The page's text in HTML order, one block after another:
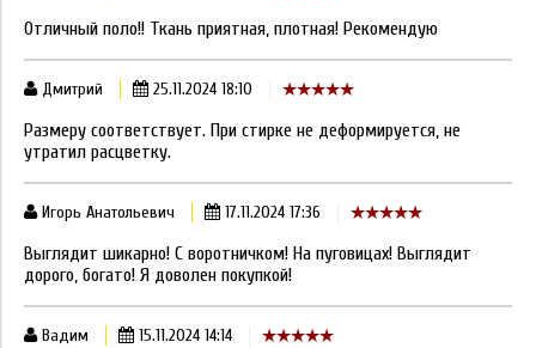
Отличный поло!! Ткань приятная, плотная! Рекомендую
Дмитрий 25.11.2024 18:10
Размеру соответствует. При стирке не деформируется, не
утратил расцветку.
Игорь Анатольевич 17.11.2024 17:36
Выглядит шикарно! С воротничком! На пуговицах! Выглядит
дорого, богато! Я доволен покупкой!
Вадим 15.11.2024 14:14